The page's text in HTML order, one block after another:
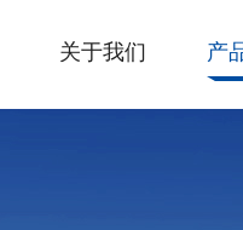
关于我们 产